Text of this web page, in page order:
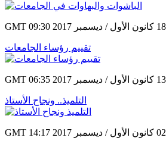
تقييم رؤساء الجامعات
التلميذ.. ونجاح الأستاذ